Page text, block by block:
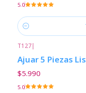
5.0
Cantidad
T127|
Ajuar 5 Piezas
$5.990
5.0